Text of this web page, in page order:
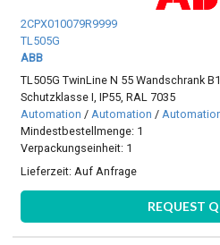
2CPX010079R9999
TL505G
ABB
TL505G TwinLine N 55 Wandschrank
Schutzklasse I, IP55, RAL 7035
Automation /Automation /
Mindestbestellmenge: 1
Verpackungseinheit: 1
Lieferzeit: Auf Anfrage
REQUEST